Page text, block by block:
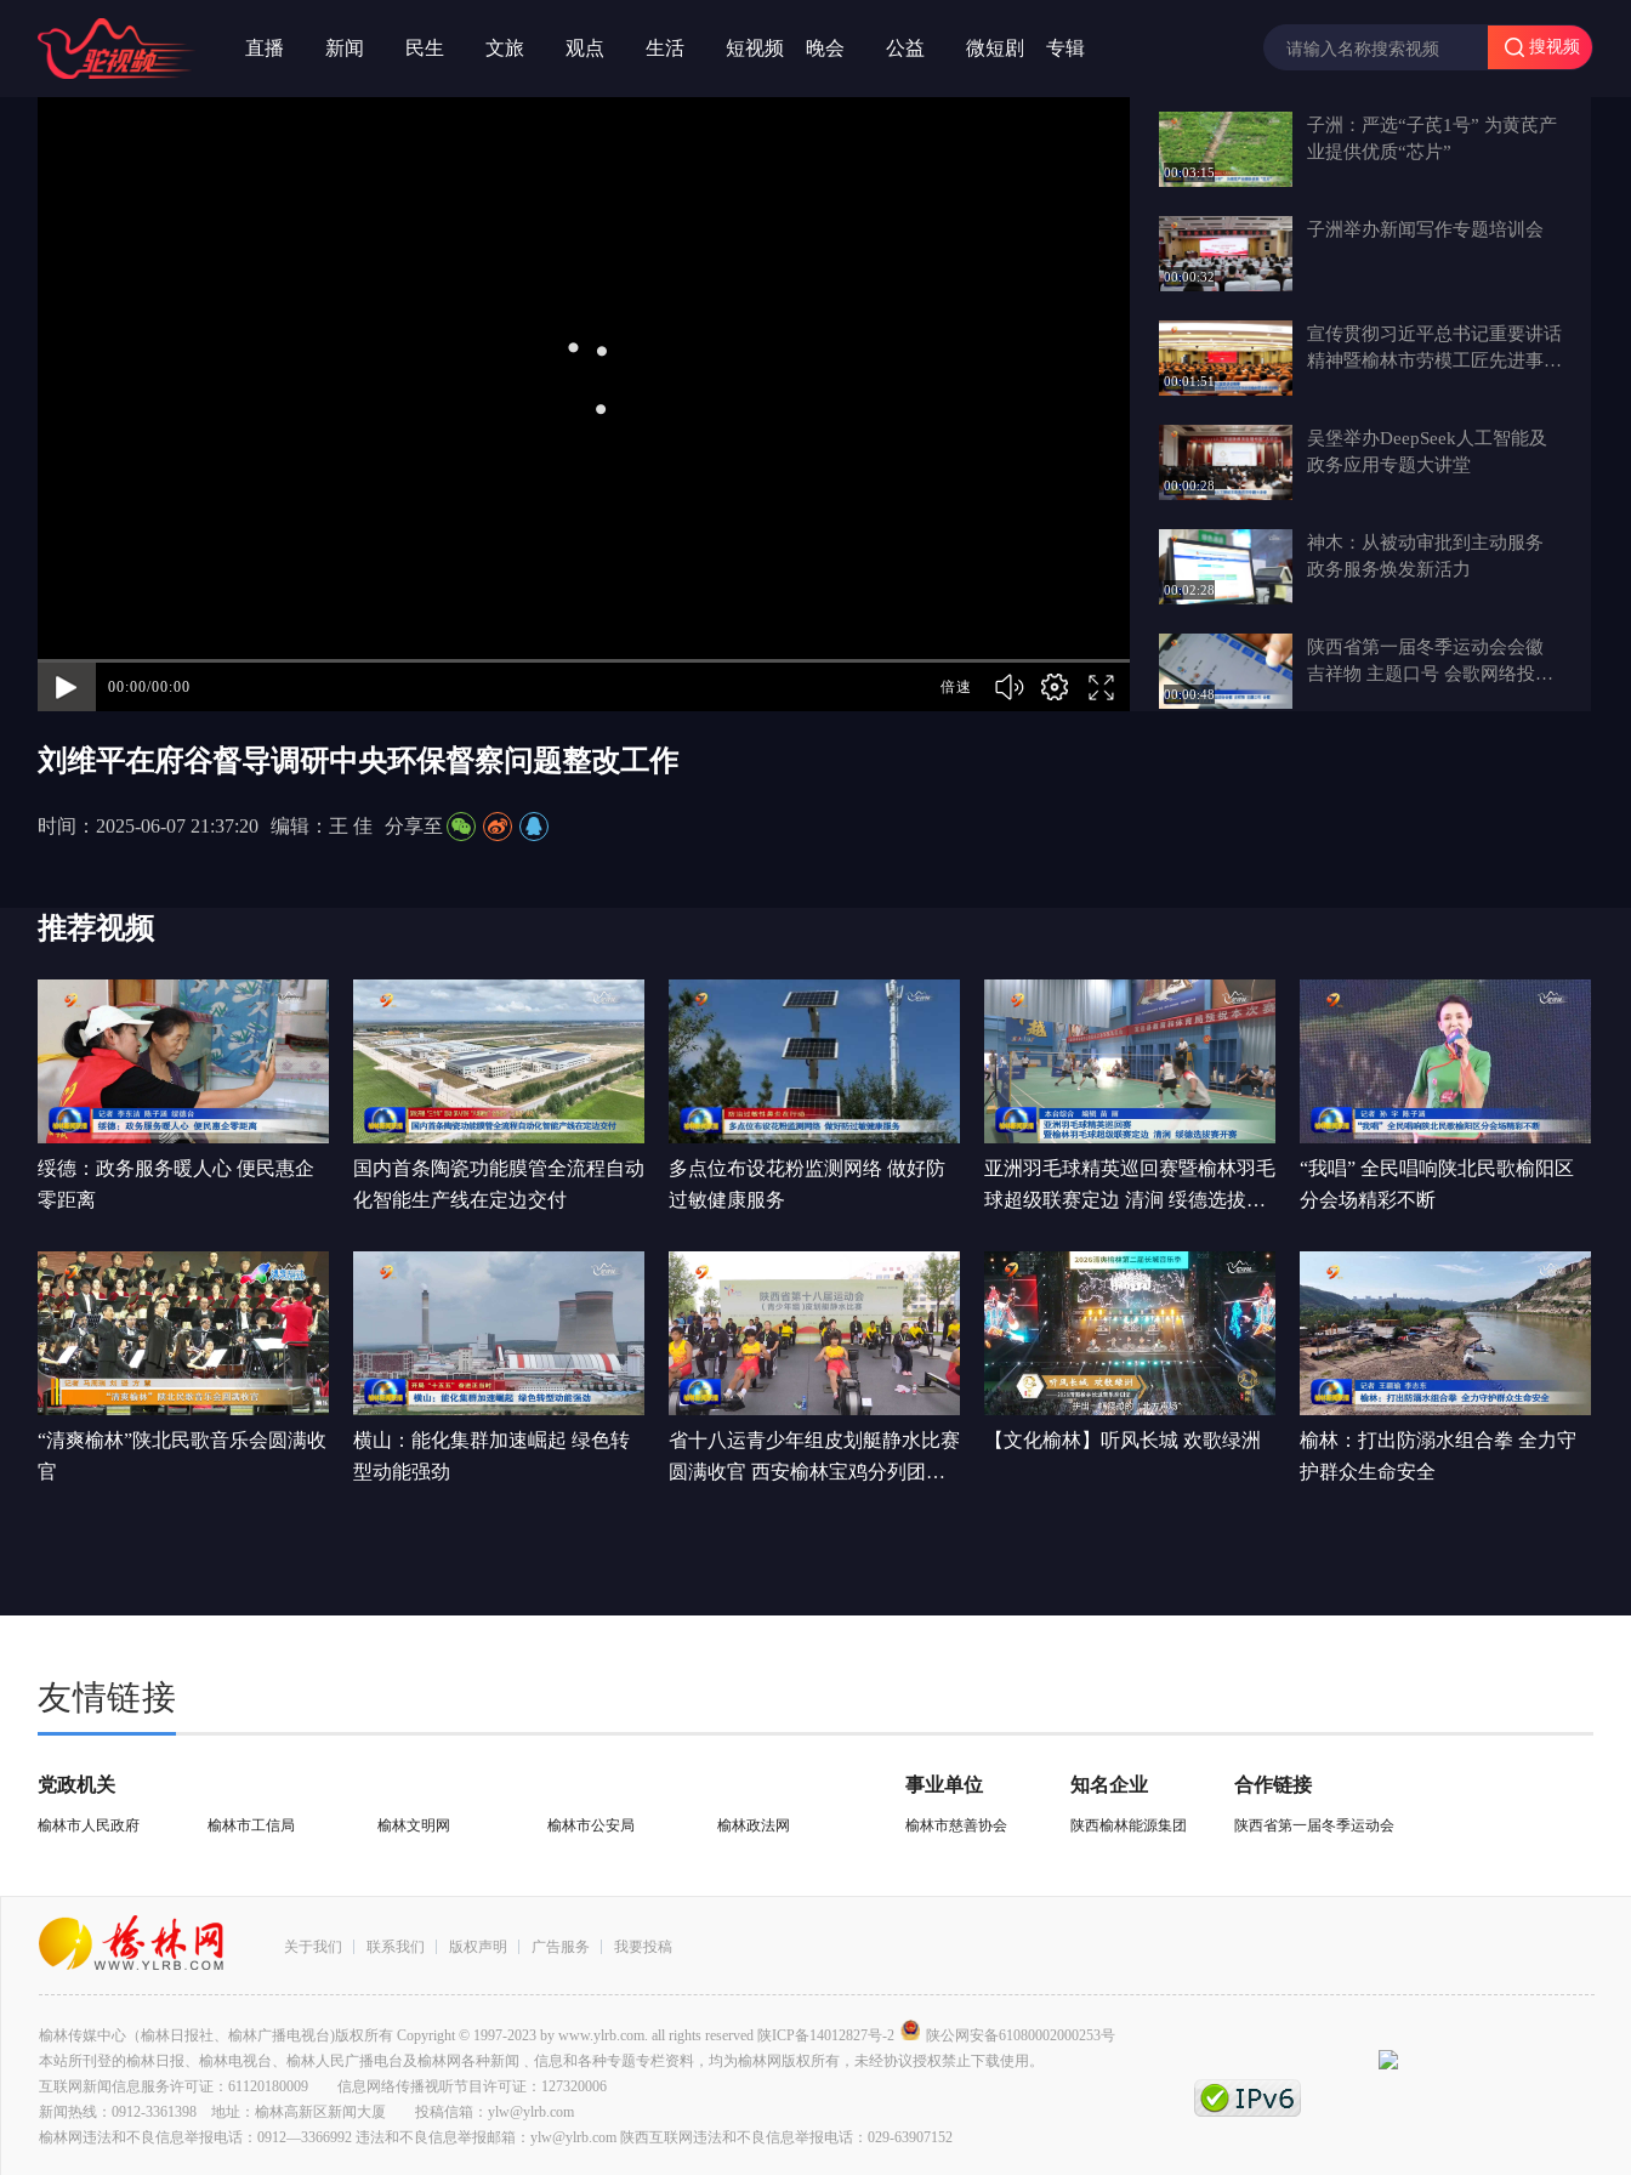
字
字 直播 新闻 民生 文旅 观点 生活 短视频 晚会 公益 微短剧 专辑 搜视频
00:00/00:00 倍速
00:03:15
子洲：严选“子芪1号” 为黄芪产
业提供优质“芯片”
00:00:32
子洲举办新闻写作专题培训会
00:01:51
宣传贯彻习近平总书记重要讲话
精神暨榆林市劳模工匠先进事迹
00:00:28
吴堡举办DeepSeek人工智能及
政务应用专题大讲堂
00:02:28
神木：从被动审批到主动服务
政务服务焕发新活力
00:00:48
陕西省第一届冬季运动会会徽
吉祥物 主题口号 会歌网络投票
00:00:31
佳县
00:16:06
榆林新闻联播 2025-06-15
刘维平在府谷督导调研中央环保督察问题整改工作
时间：2025-06-07 21:37:20 编辑：王 佳 分享至
推荐视频
绥德：政务服务暖人心 便民惠企
零距离
国内首条陶瓷功能膜管全流程自动
化智能生产线在定边交付
多点位布设花粉监测网络 做好防
过敏健康服务
亚洲羽毛球精英巡回赛暨榆林羽毛
球超级联赛定边 清涧 绥德选拔赛
“我唱” 全民唱响陕北民歌榆阳区
分会场精彩不断
“清爽榆林”陕北民歌音乐会圆满收
官
横山：能化集群加速崛起 绿色转
型动能强劲
省十八运青少年组皮划艇静水比赛
圆满收官 西安榆林宝鸡分列团体
【文化榆林】听风长城 欢歌绿洲
榆林：打出防溺水组合拳 全力守
护群众生命安全
友情链接
党政机关
榆林市人民政府 榆林市工信局 榆林文明网 榆林市公安局 榆林政法网
事业单位
榆林市慈善协会
知名企业
陕西榆林能源集团
合作链接
陕西省第一届冬季运动会
关于我们 联系我们 版权声明 广告服务 我要投稿
榆林传媒中心（榆林日报社、榆林广播电视台)版权所有 Copyright © 1997-2023 by www.ylrb.com. all rights reserved 陕ICP备14012827号-2
陕公网安备61080002000253号
本站所刊登的榆林日报、榆林电视台、榆林人民广播电台及榆林网各种新闻﹑信息和各种专题专栏资料，均为榆林网版权所有，未经协议授权禁止下载使用。
互联网新闻信息服务许可证：61120180009 信息网络传播视听节目许可证：127320006
新闻热线：0912-3361398 地址：榆林高新区新闻大厦 投稿信箱：ylw@ylrb.com
榆林网违法和不良信息举报电话：0912—3366992 违法和不良信息举报邮箱：ylw@ylrb.com 陕西互联网违法和不良信息举报电话：029-63907152